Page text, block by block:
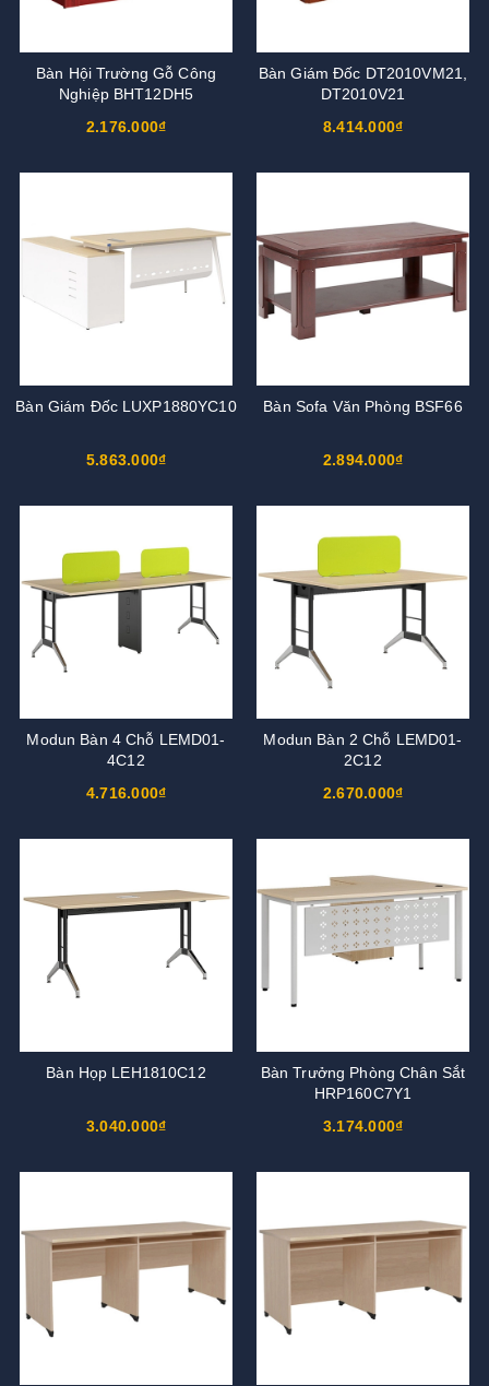
Bàn Hội Trường Gỗ Công
Nghiệp BHT12DH5
2.176.000₫
Bàn Giám Đốc DT2010VM21,
DT2010V21
8.414.000₫
Bàn Giám Đốc LUXP1880YC10
5.863.000₫
Bàn Sofa Văn Phòng BSF66
2.894.000₫
Modun Bàn 4 Chỗ LEMD01-
4C12
4.716.000₫
Modun Bàn 2 Chỗ LEMD01-
2C12
2.670.000₫
Bàn Họp LEH1810C12
3.040.000₫
Bàn Trưởng Phòng Chân Sắt
HRP160C7Y1
3.174.000₫